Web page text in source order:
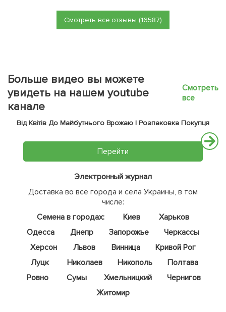
Смотреть все отзывы (16587)
Больше видео вы можете
увидеть на нашем youtube
канале
Смотреть
все
Від Квітів До Майбутнього Врожаю | Розпаковка Покупця
Перейти
Электронный журнал
Доставка во все города и села Украины, в том
числе:
Семена в городах:
Киев
Харьков
Одесса
Днепр Запорожье
Черкассы
Херсон
Львов Винница
Кривой Рог
Луцк
Николаев Никополь
Полтава
Ровно
Сумы Хмельницкий
Чернигов
Житомир